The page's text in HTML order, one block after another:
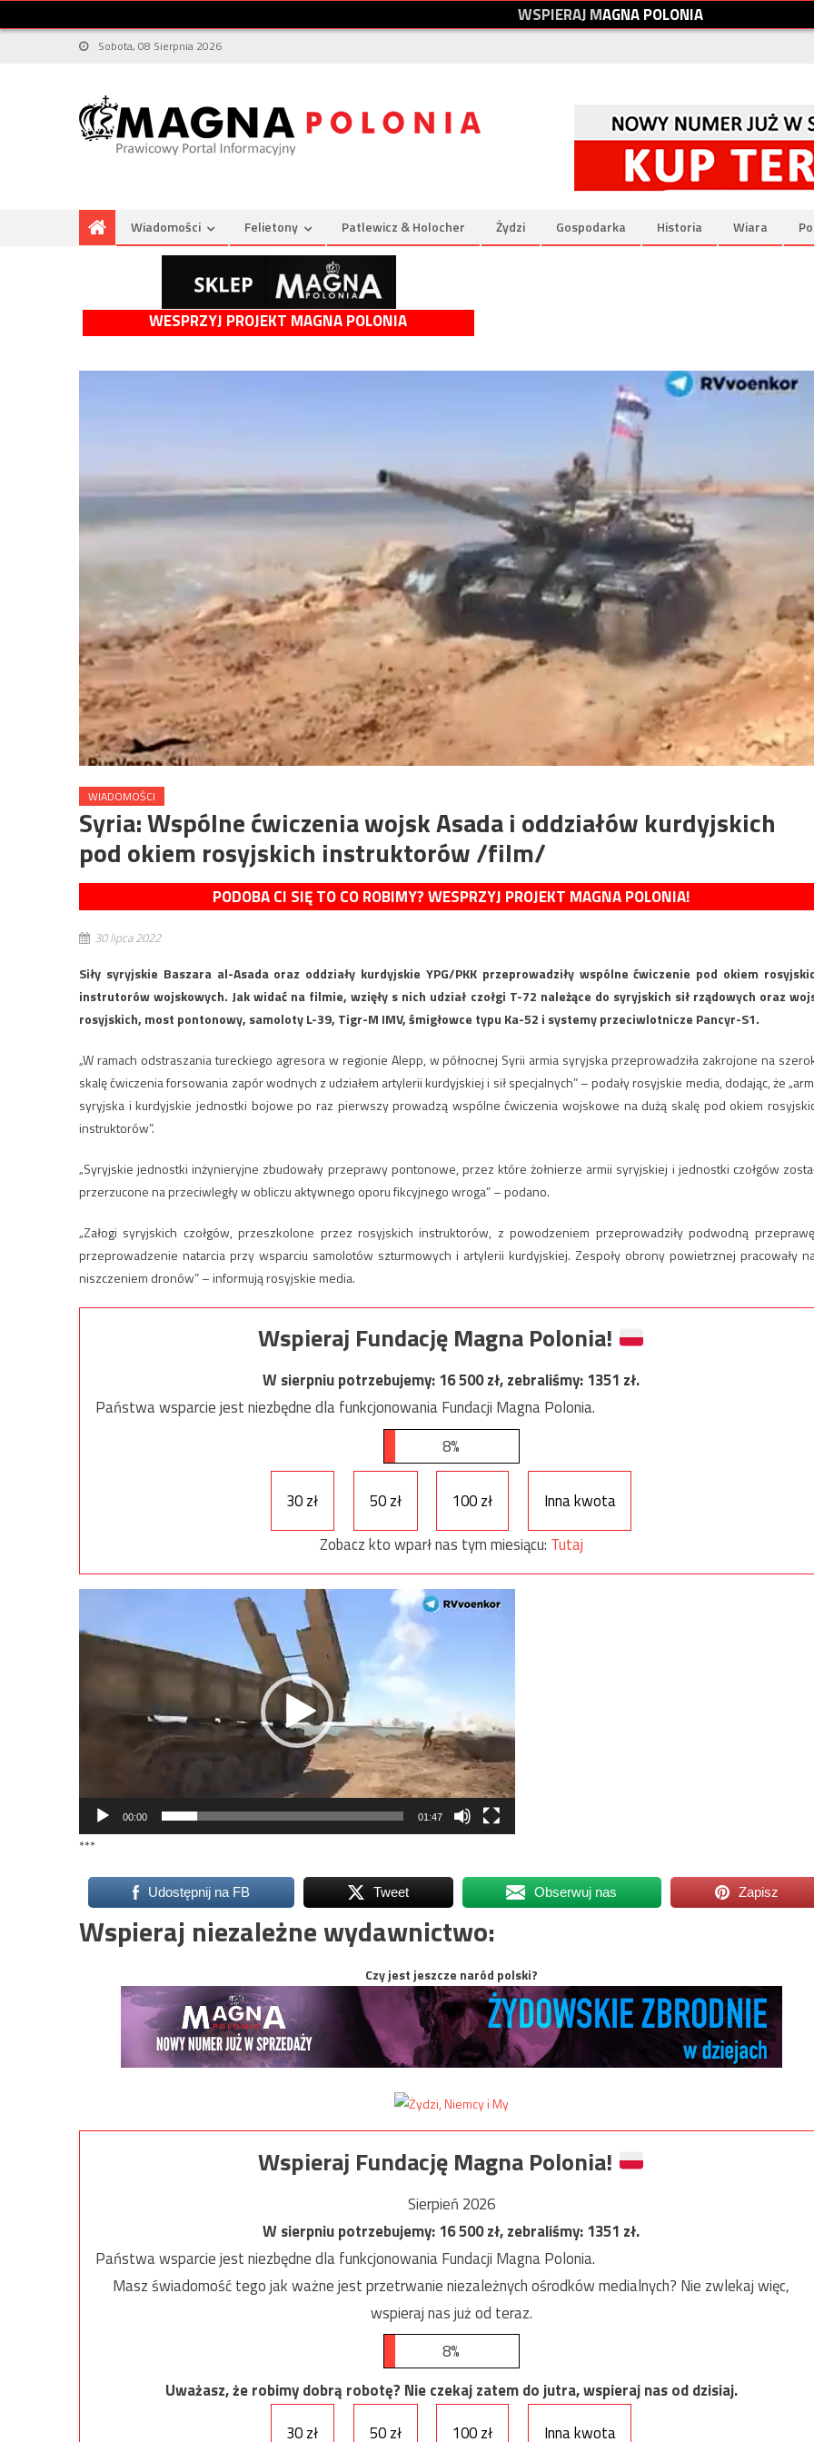
WSPIERAJMAGNAPOLONIA
Sobota, 08 Sierpnia 2026
Wiadomości Felietony Patlewicz & Holocher Żydzi Gospodarka Historia Wiara
WESPRZYJ PROJEKT MAGNA POLONIA
WIADOMOŚCI
Syria: Wspólne ćwiczenia wojsk Asada i oddziałów kurdyjskich
pod okiem rosyjskich instruktorów /film/
PODOBA CI SIĘ TO CO ROBIMY? WESPRZYJ PROJEKT MAGNA POLONIA!
30 lipca 2022
Siły syryjskie Baszara al-Asada oraz oddziały kurdyjskie YPG/PKK przeprowadziły wspólne ćwiczenie pod okiem
instrutorów wojskowych. Jak widać na filmie, wzięły s nich udział czołgi T-72 należące do syryjskich sił rządowych oraz
rosyjskich, most pontonowy, samoloty L-39, Tigr-M IMV, śmigłowce typu Ka-52 i systemy przeciwlotnicze Pancyr-S1.
„W ramach odstraszania tureckiego agresora w regionie Alepp, w północnej Syrii armia syryjska przeprowadziła zakrojone na
skalę ćwiczenia forsowania zapór wodnych z udziałem artylerii kurdyjskiej i sił specjalnych” – podały rosyjskie media, dodając, że
syryjska i kurdyjskie jednostki bojowe po raz pierwszy prowadzą wspólne ćwiczenia wojskowe na dużą skalę pod okiem
instruktorów”.
„Syryjskie jednostki inżynieryjne zbudowały przeprawy pontonowe, przez które żołnierze armii syryjskiej i jednostki czołgów
przerzucone na przeciwległy w obliczu aktywnego oporu fikcyjnego wroga” – podano.
„Załogi syryjskich czołgów, przeszkolone przez rosyjskich instruktorów, z powodzeniem przeprowadziły podwodną
przeprowadzenie natarcia przy wsparciu samolotów szturmowych i artylerii kurdyjskiej. Zespoły obrony powietrznej pracowały
niszczeniem dronów” – informują rosyjskie media.
Wspieraj Fundację Magna Polonia!
W sierpniu potrzebujemy:16 500zł, zebraliśmy:1351 zł.
Państwa wsparcie jest niezbędne dla funkcjonowania Fundacji Magna Polonia.
8%
30 zł 50 zł 100 zł
Inna kwota
Zobacz kto wparł nas tym miesiącu: Tutaj
00:00 01:47
***
Udostępnij na FB Tweet Obserwuj nas Zapisz
Wspieraj niezależne wydawnictwo:
Czy jest jeszcze naród polski?
Wspieraj Fundację Magna Polonia!
Sierpień 2026
W sierpniu potrzebujemy:16 500zł, zebraliśmy:1351 zł.
Państwa wsparcie jest niezbędne dla funkcjonowania Fundacji Magna Polonia.
Masz świadomość tego jak ważne jest przetrwanie niezależnych ośrodków medialnych? Nie zwlekaj więc,
wspieraj nas już od teraz.
8%
Uważasz, że robimy dobrą robotę? Nie czekaj zatem do jutra, wspieraj nas od dzisiaj.
30 zł
50 zł 100 zł Inna kwota